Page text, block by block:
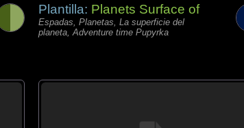
Plantilla: Planets Surface of
Espadas, Planetas, La superficie del
planeta, Adventure time Pupyrka